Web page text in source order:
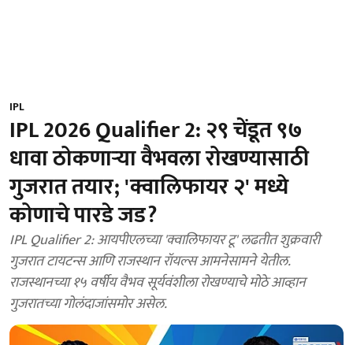
IPL
IPL 2026 Qualifier 2: २९ चेंडूत ९७
धावा ठोकणाऱ्या वैभवला रोखण्यासाठी
गुजरात तयार; 'क्वालिफायर २' मध्ये
कोणाचे पारडे जड?
IPL Qualifier 2: आयपीएलच्या 'क्वालिफायर टू' लढतीत शुक्रवारी
गुजरात टायटन्स आणि राजस्थान रॉयल्स आमनेसामने येतील.
राजस्थानच्या १५ वर्षीय वैभव सूर्यवंशीला रोखण्याचे मोठे आव्हान
गुजरातच्या गोलंदाजांसमोर असेल.